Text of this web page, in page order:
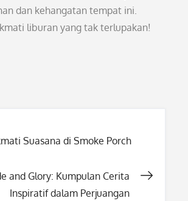
dan kehangatan tempat ini.
liburan yang tak terlupakan!
Suasana di Smoke Porch
and Glory: Kumpulan Cerita
Inspiratif dalam Perjuangan